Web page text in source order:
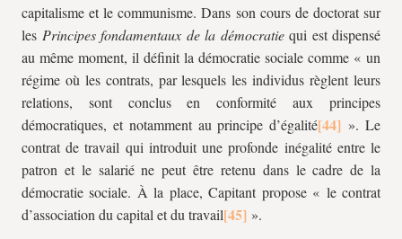
capitalisme et le communisme. Dans son cours de doctorat sur
les Principes fondamentaux de la démocratiequi est dispensé
au même moment, il définit la démocratie sociale comme « un
régime où les contrats, par lesquels les individus règlent leurs
relations, sont conclus en conformité aux principes
démocratiques, et notamment au principe d’égalité
». Le
contrat de travail qui introduit une profonde inégalité entre le
patron et le salarié ne peut être retenu dans le cadre de la
démocratie sociale. À la place, Capitant propose « le contrat
d’association du capital et du travail
».